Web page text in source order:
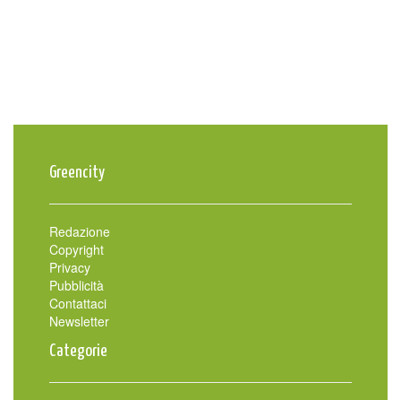
Greencity
Redazione
Copyright
Privacy
Pubblicità
Contattaci
Newsletter
Categorie